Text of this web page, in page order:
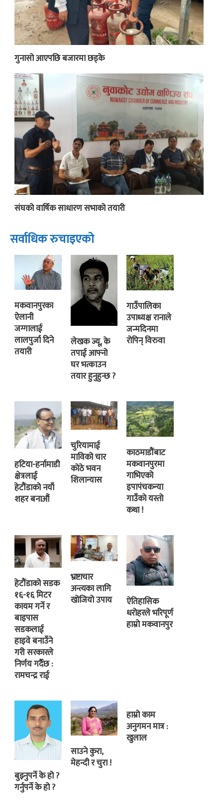
गुनासो आएपछि बजारमा छड्के
संघको वार्षिक साधारण सभाको तयारी
सर्वाधिक रुचाइएको
मकवानपुरका
ऐलानी
जग्गालाई
लालपुर्जा दिने
तयारी
लेखक ज्यू, के
तपाई आफ्नो
घर भत्काउन
तयार हुनुहुन्छ ?
गाउँपालिका
उपाध्यक्ष रानाले
जन्मदिनमा
रोपिन् विरुवा
हटिया-हर्नामाडी
क्षेत्रलाई
हेटौंडाको नयाँ
शहर बनाऔं
चुरियामाई
माविको चार
कोठे भवन
शिलान्यास
काठमाडौंबाट
मकवानपुरमा
गाभिएको
इपापंचकन्या
गाउँको यस्तो
कथा !
हेटौंडाको सडक
१६-१६ मिटर
कायम गर्ने र
बाइपास
सडकलाई
हाइवे बनाउँने
गरी सरकारले
निर्णय गर्दैछ :
रामचन्द्र राई
भ्रष्टाचार
अन्त्यका लागि
खोजियो उपाय
ऐतिहासिक
धरोहरले भरिपूर्ण
हाम्रो मकवानपुर
बुझ्नुपर्ने के हो ?
गर्नुपर्ने के हो ?
साउने कुरा,
मेहन्दी र चुरा !
हाम्रो काम
अनुगमन मात्र :
खुलाल